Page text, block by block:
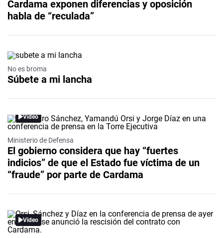
Cardama exponen diferencias y oposición
habla de “reculada”
No es broma
Súbete a mi lancha
Video
Ministerio de Defensa
El gobierno considera que hay “fuertes
indicios” de que el Estado fue víctima de un
“fraude” por parte de Cardama
Video